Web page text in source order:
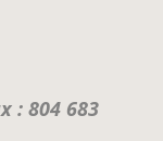
: 804 683